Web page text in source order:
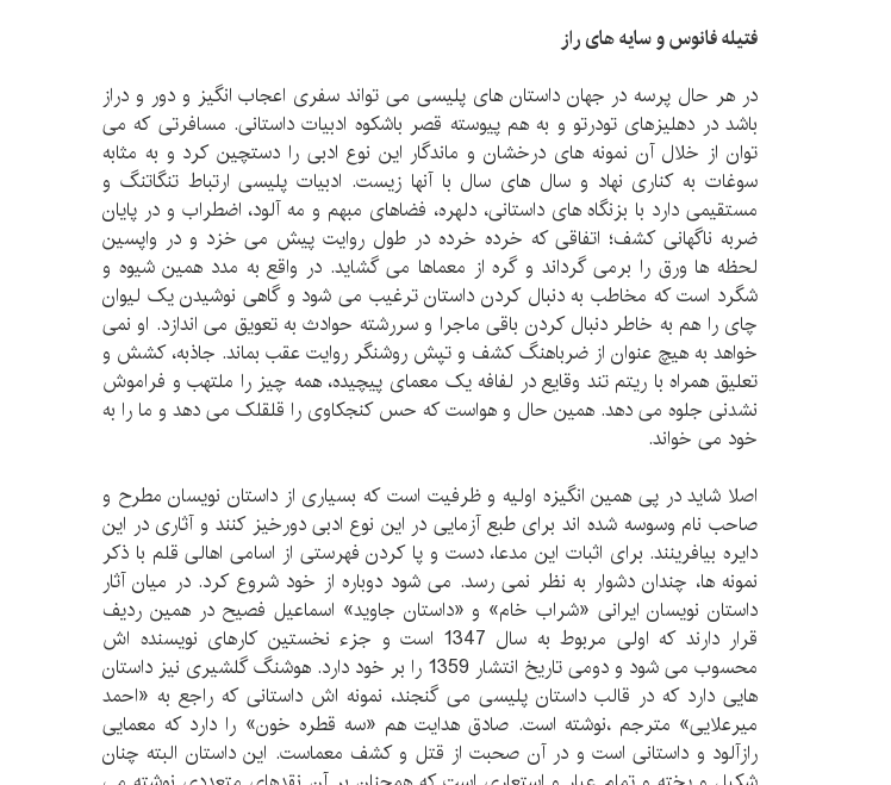
فتیله فانوس و سایه های راز
در هر حال پرسه در جهان داستان های پلیسی می تواند سفری اعجاب انگیز و دور و دراز
باشد در دهلیزهای تودرتو و به هم پیوسته قصر باشکوه ادبیات داستانی. مسافرتی که می
توان از خلال آن نمونه های درخشان و ماندگار این نوع ادبی را دستچین کرد و به مثابه
سوغات به کناری نهاد و سال های سال با آنها زیست. ادبیات پلیسی ارتباط تنگاتنگ و
مستقیمی دارد با بزنگاه های داستانی، دلهره، فضاهای مبهم و مه آلود، اضطراب و در پایان
ضربه ناگهانی کشف؛ اتفاقی که خرده خرده در طول روایت پیش می خزد و در واپسین
لحظه ها ورق را برمی گرداند و گره از معماها می گشاید. در واقع به مدد همین شیوه و
شگرد است که مخاطب به دنبال کردن داستان ترغیب می شود و گاهی نوشیدن یک لیوان
چای را هم به خاطر دنبال کردن باقی ماجرا و سررشته حوادث به تعویق می اندازد. او نمی
خواهد به هیچ عنوان از ضرباهنگ کشف و تپش روشنگر روایت عقب بماند. جاذبه، کشش و
تعلیق همراه با ریتم تند وقایع در لفافه یک معمای پیچیده، همه چیز را ملتهب و فراموش
نشدنی جلوه می دهد. همین حال و هواست که حس کنجکاوی را قلقلک می دهد و ما را به
خود می خواند.
اصلا شاید در پی همین انگیزه اولیه و ظرفیت است که بسیاری از داستان نویسان مطرح و
صاحب نام وسوسه شده اند برای طبع آزمایی در این نوع ادبی دورخیز کنند و آثاری در این
دایره بیافرینند. برای اثبات این مدعا، دست و پا کردن فهرستی از اسامی اهالی قلم با ذکر
نمونه ها، چندان دشوار به نظر نمی رسد. می شود دوباره از خود شروع کرد. در میان آثار
داستان نویسان ایرانی «شراب خام» و «داستان جاوید» اسماعیل فصیح در همین ردیف
قرار دارند که اولی مربوط به سال 1347 است و جزء نخستین کارهای نویسنده اش
محسوب می شود و دومی تاریخ انتشار 1359 را بر خود دارد. هوشنگ گلشیری نیز داستان
هایی دارد که در قالب داستان پلیسی می گنجند، نمونه اش داستانی که راجع به «احمد
میرعلایی» مترجم ،نوشته است. صادق هدایت هم «سه قطره خون» را دارد که معمایی
رازآلود و داستانی است و در آن صحبت از قتل و کشف معماست. این داستان البته چنان